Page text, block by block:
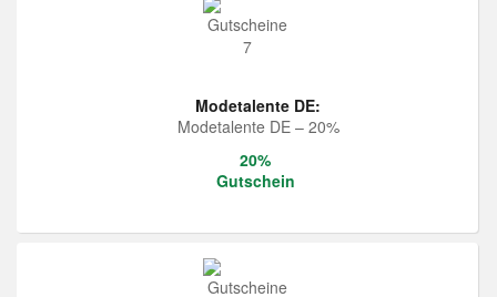
Modetalente DE:
Modetalente DE – 20%
20%
Gutschein